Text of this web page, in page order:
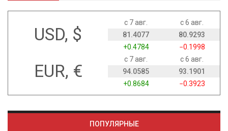
USD, $
с 7 авг.
с 6 авг.
81.4077
80.9293
+0.4784
−0.1998
EUR, €
с 7 авг.
с 6 авг.
94.0585
93.1901
+0.8684
−0.3923
ПОПУЛЯРНЫЕ